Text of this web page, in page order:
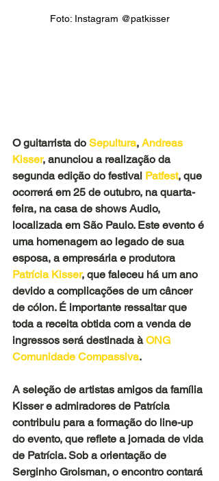
Foto: Instagram @patkisser
O guitarrista do Sepultura, Andreas
Kisser, anunciou a realização da
segunda edição do festival Patfest, que
ocorrerá em 25 de outubro, na quarta-
feira, na casa de shows Audio,
localizada em São Paulo. Este evento é
uma homenagem ao legado de sua
esposa, a empresária e produtora
Patrícia Kisser, que faleceu há um ano
devido a complicações de um câncer
de cólon. É importante ressaltar que
toda a receita obtida com a venda de
ingressos será destinada à ONG
Comunidade Compassiva.
A seleção de artistas amigos da família
Kisser e admiradores de Patrícia
contribuiu para a formação do line-up
do evento, que reflete a jornada de vida
de Patrícia. Sob a orientação de
Serginho Groisman, o encontro contará